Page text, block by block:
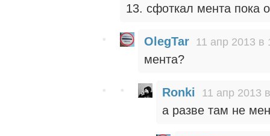
13. сфоткал мента пока
OlegTar 11 апр 2013 в
мента?
Ronki 11 апр 2013
а разве там не